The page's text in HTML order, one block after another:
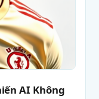
AI Không